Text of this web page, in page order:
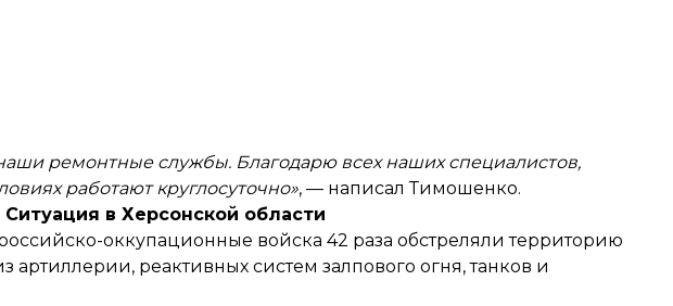
ремонтные службы. Благодарю всех наших специалистов,
работают круглосуточно», — написал Тимошенко.
Ситуация в Херсонской области
оккупационные войска 42 раза обстреляли территорию
артиллерии, реактивных систем залпового огня, танков и